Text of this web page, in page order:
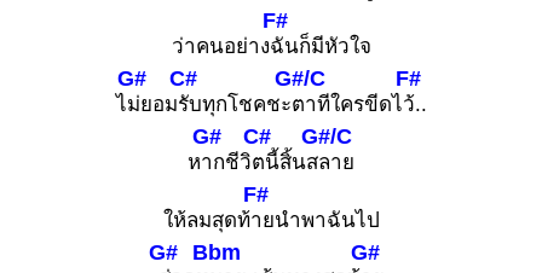
ว่าคนอย่าง
F#
ฉันก็มีหัวใจ
ไ
G#
ม่ยอม
C#
รับทุกโชคชะ
G#/C
ตาทีใครขีดไ
F#
ว้..
ห
G#
ากชีวิ
C#
ตนี้สิ้นส
G#/C
ลาย
ให้ลมสุดท้
F#
ายนำพาฉันไป
G# Bbm G#